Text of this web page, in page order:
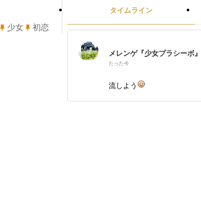
タイムライン
メレンゲ『少女プラシーボ』
たった今
流しよう
少女
初恋